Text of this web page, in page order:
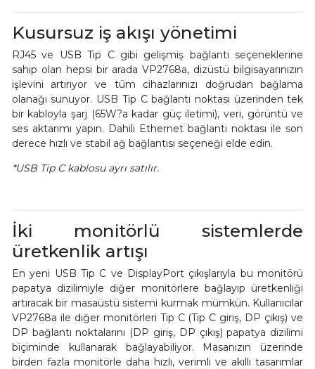
Kusursuz iş akışı yönetimi
RJ45 ve USB Tip C gibi gelişmiş bağlantı seçeneklerine
sahip olan hepsi bir arada VP2768a, dizüstü bilgisayarınızın
işlevini artırıyor ve tüm cihazlarınızı doğrudan bağlama
olanağı sunuyor. USB Tip C bağlantı noktası üzerinden tek
bir kabloyla şarj (65W?a kadar güç iletimi), veri, görüntü ve
ses aktarımı yapın. Dahili Ethernet bağlantı noktası ile son
derece hızlı ve stabil ağ bağlantısı seçeneği elde edin.
*USB Tip C kablosu ayrı satılır.
İki monitörlü sistemlerde
üretkenlik artışı
En yeni USB Tip C ve DisplayPort çıkışlarıyla bu monitörü
papatya dizilimiyle diğer monitörlere bağlayıp üretkenliği
artıracak bir masaüstü sistemi kurmak mümkün. Kullanıcılar
VP2768a ile diğer monitörleri Tip C (Tip C giriş, DP çıkış) ve
DP bağlantı noktalarını (DP giriş, DP çıkış) papatya dizilimi
biçiminde kullanarak bağlayabiliyor. Masanızın üzerinde
birden fazla monitörle daha hızlı, verimli ve akıllı tasarımlar